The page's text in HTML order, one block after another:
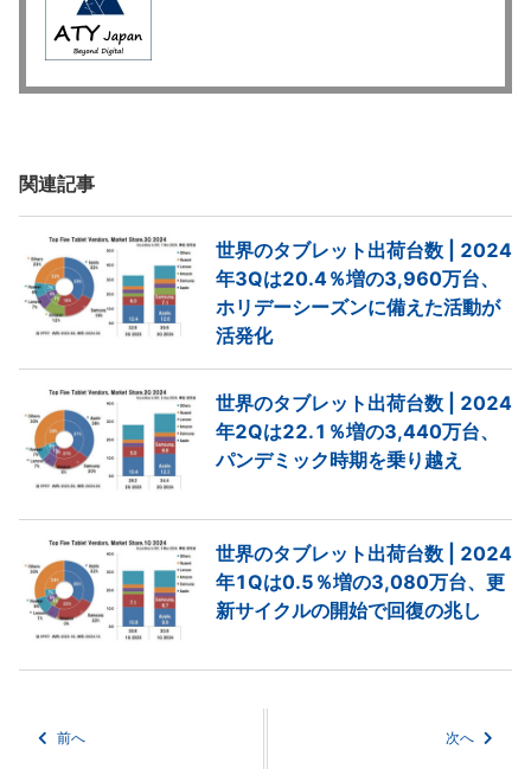
関連記事
世界のタブレット出荷台数 | 2024
年3Qは20.4％増の3,960万台、
ホリデーシーズンに備えた活動が
活発化
世界のタブレット出荷台数 | 2024
年2Qは22.1％増の3,440万台、
パンデミック時期を乗り越え
世界のタブレット出荷台数 | 2024
年1Qは0.5％増の3,080万台、更
新サイクルの開始で回復の兆し
前へ 次へ